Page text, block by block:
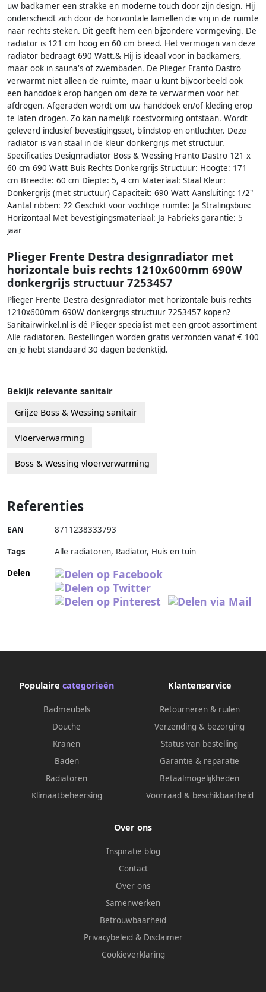
uw badkamer een strakke en moderne touch door zijn design. Hij
onderscheidt zich door de horizontale lamellen die vrij in de ruimte
naar rechts steken. Dit geeft hem een bijzondere vormgeving. De
radiator is 121 cm hoog en 60 cm breed. Het vermogen van deze
radiator bedraagt 690 Watt.& Hij is ideaal voor in badkamers,
maar ook in sauna's of zwembaden. De Plieger Franto Dastro
verwarmt niet alleen de ruimte, maar u kunt bijvoorbeeld ook
een handdoek erop hangen om deze te verwarmen voor het
afdrogen. Afgeraden wordt om uw handdoek en/of kleding erop
te laten drogen. Zo kan namelijk roestvorming ontstaan. Wordt
geleverd inclusief bevestigingsset, blindstop en ontluchter. Deze
radiator is van staal in de kleur donkergrijs met structuur.
Specificaties Designradiator Boss & Wessing Franto Dastro 121 x
60 cm 690 Watt Buis Rechts Donkergrijs Structuur: Hoogte: 171
cm Breedte: 60 cm Diepte: 5, 4 cm Materiaal: Staal Kleur:
Donkergrijs (met structuur) Capaciteit: 690 Watt Aansluiting: 1/2"
Aantal ribben: 22 Geschikt voor vochtige ruimte: Ja Stralingsbuis:
Horizontaal Met bevestigingsmateriaal: Ja Fabrieks garantie: 5
jaar
Plieger Frente Destra designradiator met
horizontale buis rechts 1210x600mm 690W
donkergrijs structuur 7253457
Plieger Frente Destra designradiator met horizontale buis rechts
1210x600mm 690W donkergrijs structuur 7253457 kopen?
Sanitairwinkel.nl is dé Plieger specialist met een groot assortiment
Alle radiatoren. Bestellingen worden gratis verzonden vanaf € 100
en je hebt standaard 30 dagen bedenktijd.
Bekijk relevante sanitair
Grijze Boss & Wessing sanitair
Vloerverwarming
Boss & Wessing vloerverwarming
Referenties
EAN 8711238333793
Tags
Alle radiatoren, Radiator, Huis en tuin
Delen
Populaire categorieën
Badmeubels
Douche
Kranen
Baden
Radiatoren
Klimaatbeheersing
Klantenservice
Retourneren & ruilen
Verzending & bezorging
Status van bestelling
Garantie & reparatie
Betaalmogelijkheden
Voorraad & beschikbaarheid
Over ons
Inspiratie blog
Contact
Over ons
Samenwerken
Betrouwbaarheid
Privacybeleid & Disclaimer
Cookieverklaring